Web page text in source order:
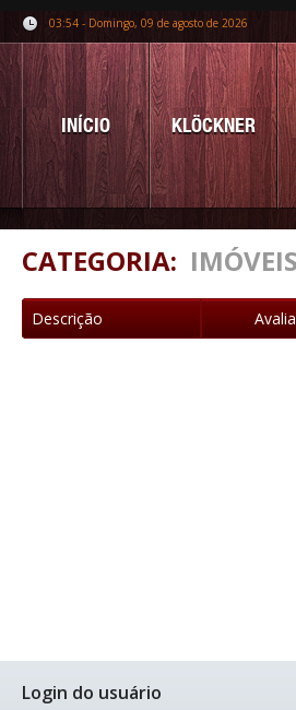
03:54 - Domingo, 09 de agosto de 2026
INÍCIO KLÖCKNER
CATEGORIA:
Descrição
Login do usuário